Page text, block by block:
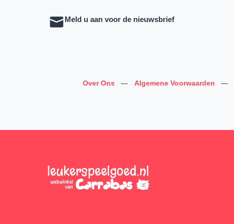
Meld u aan voor de nieuwsbrief
Over Ons — Algemene Voorwaarden —